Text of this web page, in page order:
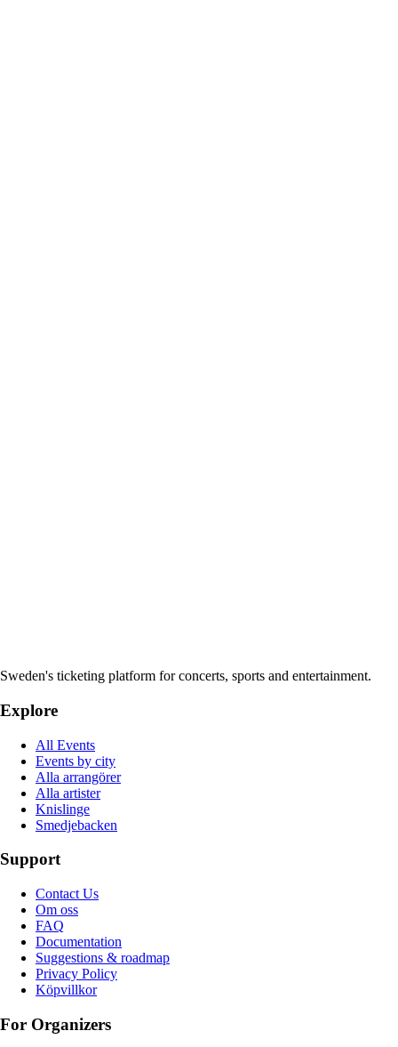
Sweden's ticketing platform for concerts, sports and entertainment.
Explore
All Events
Events by city
Alla arrangörer
Alla artister
Knislinge
Smedjebacken
Support
Contact Us
Om oss
FAQ
Documentation
Suggestions & roadmap
Privacy Policy
Köpvillkor
For Organizers